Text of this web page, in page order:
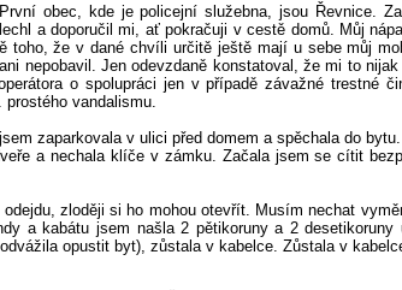
obec, kde je policejní služebna, jsou Řevnice.
a doporučil mi, ať pokračuji v cestě domů. Můj
toho, že v dané chvíli určitě ještě mají u sebe můj
nepobavil. Jen odevzdaně konstatoval, že mi to
o spolupráci jen v případě závažné trestné
vandalismu.
zaparkovala v ulici před domem a spěchala do
a nechala klíče v zámku. Začala jsem se cítit
zloději si ho mohou otevřít. Musím nechat
a kabátu jsem našla 2 pětikoruny a 2 desetikoruny
opustit byt), zůstala v kabelce. Zůstala v